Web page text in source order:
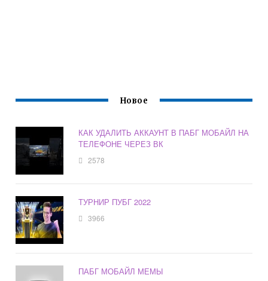
Новое
КАК УДАЛИТЬ АККАУНТ В ПАБГ МОБАЙЛ НА
ТЕЛЕФОНЕ ЧЕРЕЗ ВК
2578
ТУРНИР ПУБГ 2022
3966
ПАБГ МОБАЙЛ МЕМЫ